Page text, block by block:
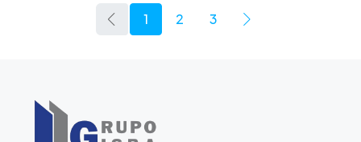
1 2 3